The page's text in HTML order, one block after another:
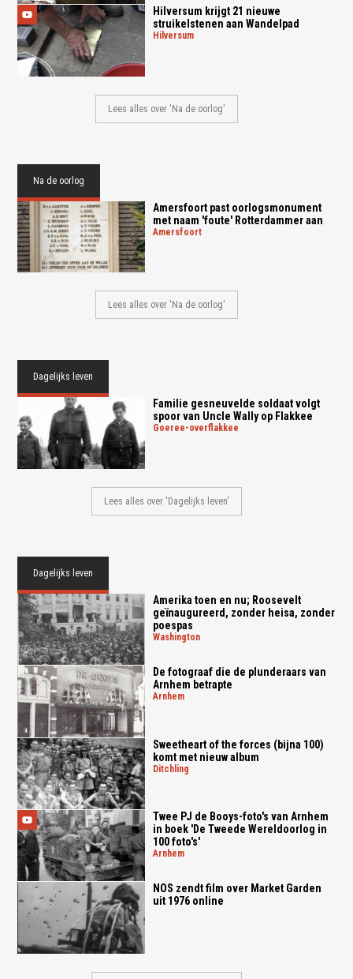
Hilversum krijgt 21 nieuwe
struikelstenen aan Wandelpad
hilversum
Lees alles over 'Na de oorlog'
Na de oorlog
Amersfoort past oorlogsmonument
met naam 'foute' Rotterdammer aan
amersfoort
Lees alles over 'Na de oorlog'
Dagelijks leven
Familie gesneuvelde soldaat volgt
spoor van Uncle Wally op Flakkee
goeree-overflakkee
Lees alles over 'Dagelijks leven'
Dagelijks leven
Amerika toen en nu; Roosevelt
geïnaugureerd, zonder heisa, zonder
poespas
washington
De fotograaf die de plunderaars van
Arnhem betrapte
arnhem
Sweetheart of the forces (bijna 100)
komt met nieuw album
ditchling
Twee PJ de Booys-foto's van Arnhem
in boek 'De Tweede Wereldoorlog in
100 foto's'
arnhem
NOS zendt film over Market Garden
uit 1976 online